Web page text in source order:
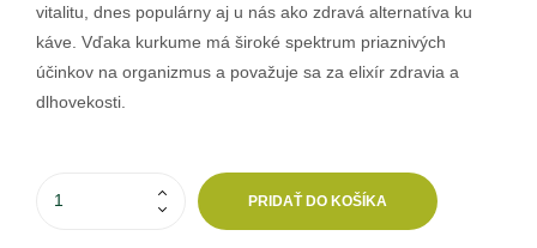
vitalitu, dnes populárny aj u nás ako zdravá alternatíva ku
káve. Vďaka kurkume má široké spektrum priaznivých
účinkov na organizmus a považuje sa za elixír zdravia a
dlhovekosti.
PRIDAŤ DO KOŠÍKA